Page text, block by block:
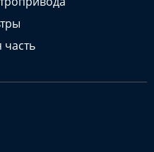
часть